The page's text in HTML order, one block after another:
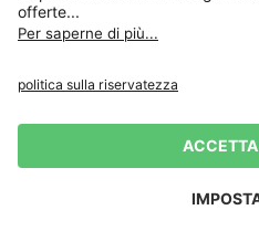
I nostri servizi
Modalità di pagamento